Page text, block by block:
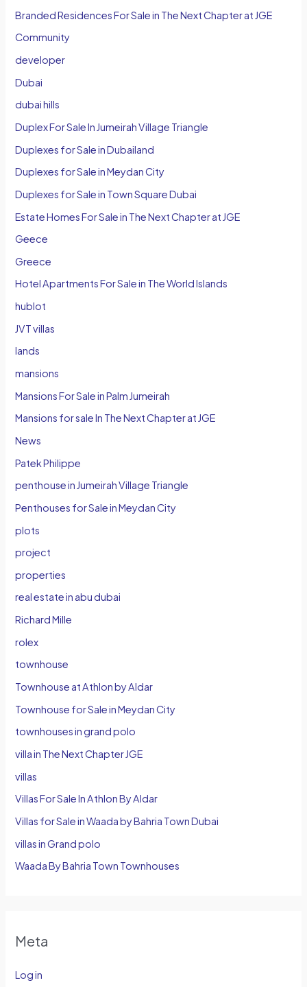
Branded Residences For Sale in The Next Chapter at JGE
Community
developer
Dubai
dubai hills
Duplex For Sale In Jumeirah Village Triangle
Duplexes for Sale in Dubailand
Duplexes for Sale in Meydan City
Duplexes for Sale in Town Square Dubai
Estate Homes For Sale in The Next Chapter at JGE
Geece
Greece
Hotel Apartments For Sale in The World Islands
hublot
JVT villas
lands
mansions
Mansions For Sale in Palm Jumeirah
Mansions for sale In The Next Chapter at JGE
News
Patek Philippe
penthouse in Jumeirah Village Triangle
Penthouses for Sale in Meydan City
plots
project
properties
real estate in abu dubai
Richard Mille
rolex
townhouse
Townhouse at Athlon by Aldar
Townhouse for Sale in Meydan City
townhouses in grand polo
villa in The Next Chapter JGE
villas
Villas For Sale In Athlon By Aldar
Villas for Sale in Waada by Bahria Town Dubai
villas in Grand polo
Waada By Bahria Town Townhouses
Meta
Log in